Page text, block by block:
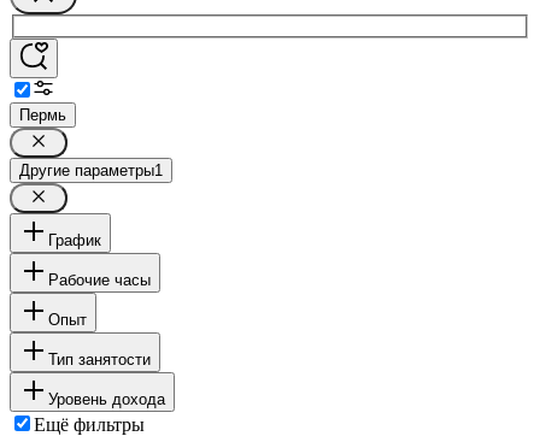
Пермь
Другие параметры1
График
Рабочие часы
Опыт
Тип занятости
Уровень дохода
Ещё фильтры